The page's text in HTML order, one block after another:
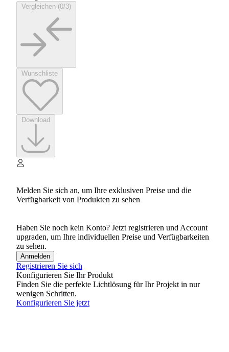
Melden Sie sich an, um Ihre exklusiven Preise und die
Verfügbarkeit von Produkten zu sehen
Haben Sie noch kein Konto? Jetzt registrieren und Account
upgraden, um Ihre individuellen Preise und Verfügbarkeiten
zu sehen.
Anmelden
Registrieren Sie sich
Konfigurieren Sie Ihr Produkt
Finden Sie die perfekte Lichtlösung für Ihr Projekt in nur
wenigen Schritten.
Konfigurieren Sie jetzt